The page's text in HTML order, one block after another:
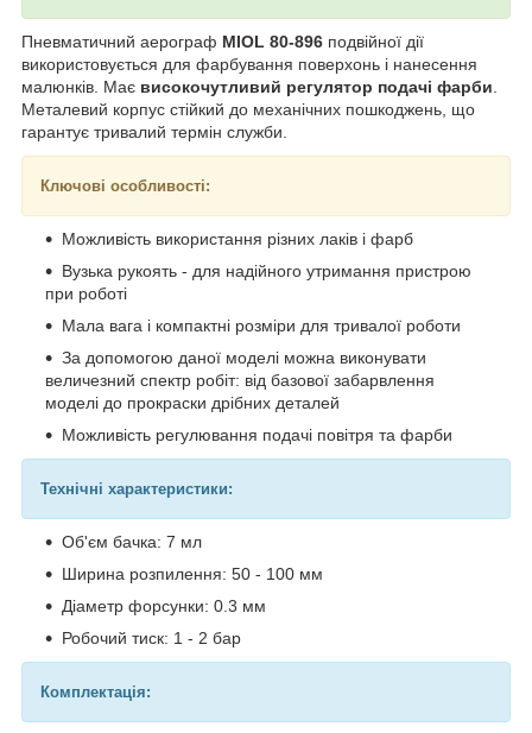
Пневматичний аерограф MIOL 80-896 подвійної дії
використовується для фарбування поверхонь і нанесення
малюнків. Має високочутливий регулятор подачі фарби
Металевий корпус стійкий до механічних пошкоджень, що
гарантує тривалий термін служби.
Ключові особливості:
Можливість використання різних лаків і фарб
Вузька рукоять - для надійного утримання пристрою
при роботі
Мала вага і компактні розміри для тривалої роботи
За допомогою даної моделі можна виконувати
величезний спектр робіт: від базової забарвлення
моделі до прокраски дрібних деталей
Можливість регулювання подачі повітря та фарби
Технічні характеристики:
Об'єм бачка: 7 мл
Ширина розпилення: 50 - 100 мм
Діаметр форсунки: 0.3 мм
Робочий тиск: 1 - 2 бар
Комплектація: